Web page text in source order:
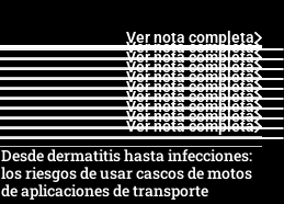
Ver nota completa
Ver nota completa
Ver nota completa
Ver nota completa
Ver nota completa
Ver nota completa
Ver nota completa
Ver nota completa
Ver nota completa
Ver nota completa
Desde dermatitis hasta infecciones:
los riesgos de usar cascos de motos
de aplicaciones de transporte